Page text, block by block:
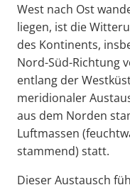
West nach Ost
liegen, ist die
des Kontinents,
Nord-Süd-Richtung
entlang der
meridionaler
aus dem Norden
Luftmassen
stammend) statt.
Dieser Austausch